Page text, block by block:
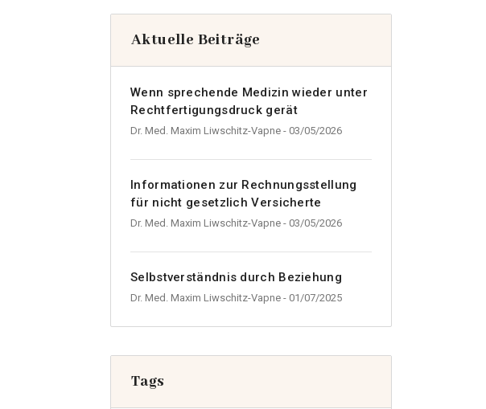
Aktuelle Beiträge
Wenn sprechende Medizin wieder unter
Rechtfertigungsdruck gerät
Dr. Med. Maxim Liwschitz-Vapne - 03/05/2026
Informationen zur Rechnungsstellung
für nicht gesetzlich Versicherte
Dr. Med. Maxim Liwschitz-Vapne - 03/05/2026
Selbstverständnis durch Beziehung
Dr. Med. Maxim Liwschitz-Vapne - 01/07/2025
Tags